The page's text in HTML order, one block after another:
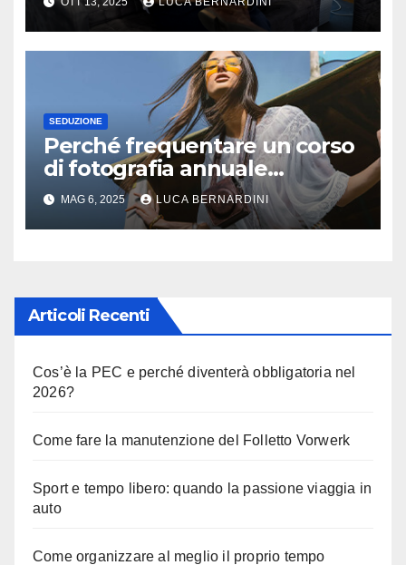
SEDUZIONE
Perché frequentare un corso
di fotografia annuale
certificato: 5 buoni motivi
MAG 6, 2025 LUCA BERNARDINI
Articoli Recenti
Cos’è la PEC e perché diventerà obbligatoria nel
2026?
Come fare la manutenzione del Folletto Vorwerk
Sport e tempo libero: quando la passione viaggia in
auto
Come organizzare al meglio il proprio tempo